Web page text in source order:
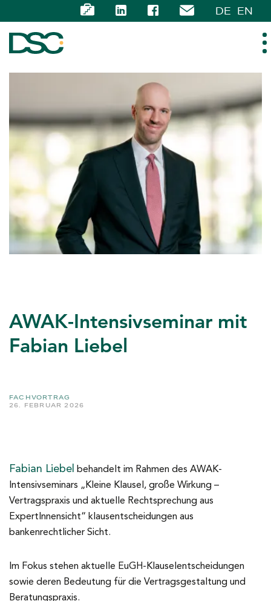
DE EN
ÜBER UNS
EXPERTISE
TEAM
NEWS
KARRIERE
AWAK-Intensivseminar mit
Fabian Liebel
FACHVORTRAG
26. FEBRUAR 2026
Fabian Liebel
behandelt im Rahmen des AWAK-
Intensivseminars „Kleine Klausel, große Wirkung –
Vertragspraxis und aktuelle Rechtsprechung aus
ExpertInnensicht“ klausentscheidungen aus
bankenrechtlicher Sicht.
Im Fokus stehen aktuelle EuGH-Klauselentscheidungen
sowie deren Bedeutung für die Vertragsgestaltung und
Beratungspraxis.